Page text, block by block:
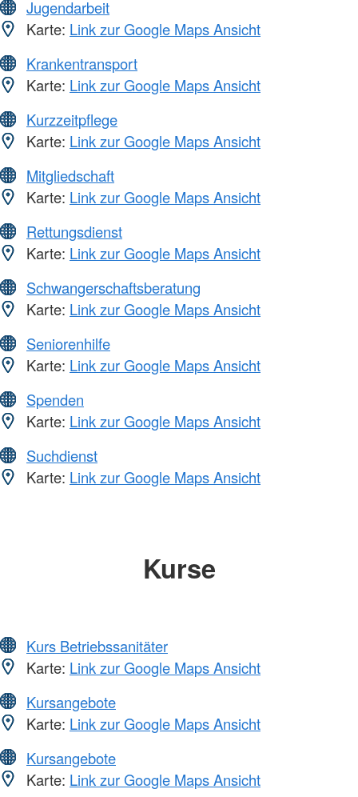
Jugendarbeit
Karte: Link zur Google Maps Ansicht
Krankentransport
Karte: Link zur Google Maps Ansicht
Kurzzeitpflege
Karte: Link zur Google Maps Ansicht
Mitgliedschaft
Karte: Link zur Google Maps Ansicht
Rettungsdienst
Karte: Link zur Google Maps Ansicht
Schwangerschaftsberatung
Karte: Link zur Google Maps Ansicht
Seniorenhilfe
Karte: Link zur Google Maps Ansicht
Spenden
Karte: Link zur Google Maps Ansicht
Suchdienst
Karte: Link zur Google Maps Ansicht
Kurse
Kurs Betriebssanitäter
Karte: Link zur Google Maps Ansicht
Kursangebote
Karte: Link zur Google Maps Ansicht
Kursangebote
Karte: Link zur Google Maps Ansicht